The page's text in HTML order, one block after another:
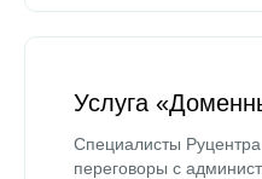
Услуга
Специалисты
переговоры с